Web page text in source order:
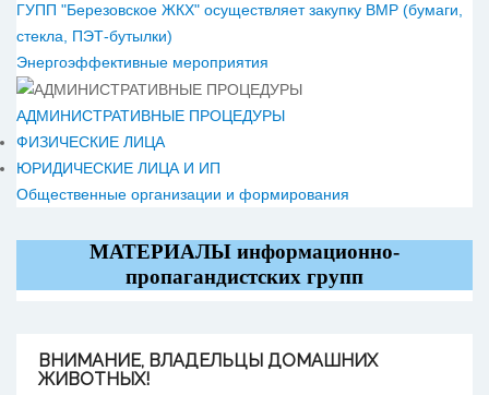
ГУПП "Березовское ЖКХ" осуществляет закупку ВМР (бумаги,
стекла, ПЭТ-бутылки)
Энергоэффективные мероприятия
АДМИНИСТРАТИВНЫЕ ПРОЦЕДУРЫ
ФИЗИЧЕСКИЕ ЛИЦА
ЮРИДИЧЕСКИЕ ЛИЦА И ИП
Общественные организации и формирования
МАТЕРИАЛЫ информационно-
пропагандистских групп
ВНИМАНИЕ, ВЛАДЕЛЬЦЫ ДОМАШНИХ
ЖИВОТНЫХ!